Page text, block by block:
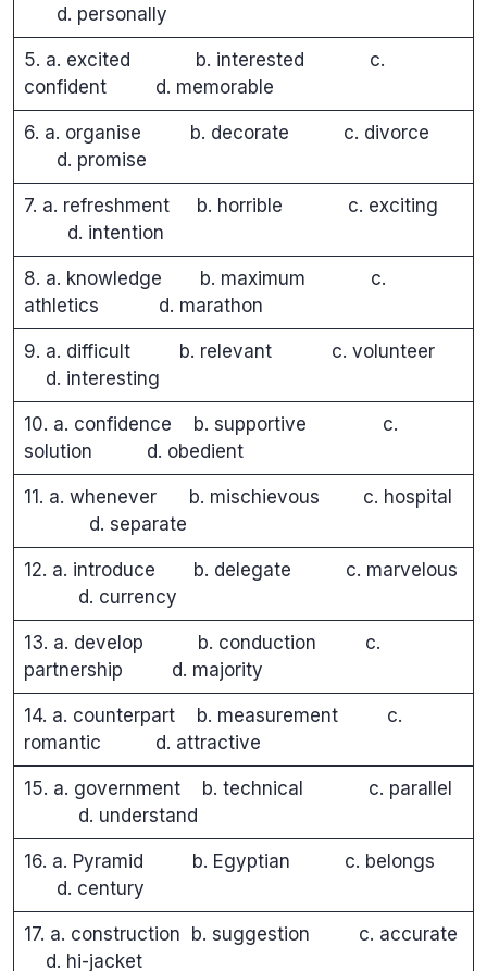
d. personally
5. a. excited b. interested c.
confident d. memorable
6. a. organise b. decorate c. divorce
d. promise
7. a. refreshment b. horrible c. exciting
d. intention
8. a. knowledge b. maximum c.
athletics d. marathon
9. a. difficult b. relevant c. volunteer
d. interesting
10. a. confidence b. supportive c.
solution d. obedient
11. a. whenever b. mischievous c. hospital
d. separate
12. a. introduce b. delegate c. marvelous
d. currency
13. a. develop b. conduction c.
partnership d. majority
14. a. counterpart b. measurement c.
romantic d. attractive
15. a. government b. technical c. parallel
d. understand
16. a. Pyramid b. Egyptian c. belongs
d. century
17. a. construction b. suggestion c. accurate
d. hi-jacket